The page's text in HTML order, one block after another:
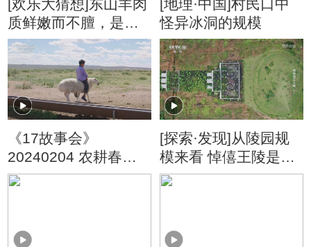
[欢乐大猜想]东山羊肉
质鲜嫩而不膻，是因
为食用了哪种特殊的
食物？
[地理·中国]村民口中
怪异冰洞的规模
《17故事会》
20240204 农耕春秋
——技艺知多少 草原
[探索·发现]从陵园规
模来看 悼僖王陵是当
之无愧的第一